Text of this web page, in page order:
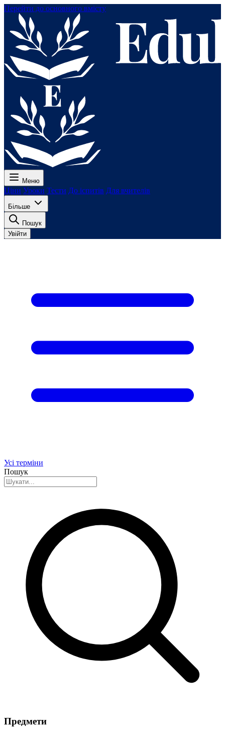
Перейти до основного вмісту
Меню
Ціни Уроки Тести До іспитів Для вчителів
Більше
Пошук
Увійти
Усі терміни
Пошук
Предмети